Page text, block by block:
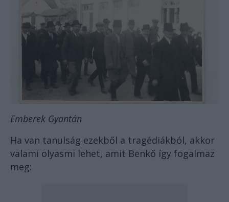
Emberek Gyantán
Ha van tanulság ezekből a tragédiákból, akkor
valami olyasmi lehet, amit Benkő így fogalmaz
meg: